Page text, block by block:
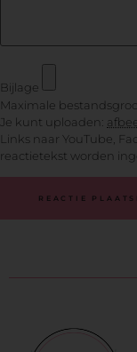
Bijlage
Maximale
Je kunt uploaden:
Links naar YouTube,
reactietekst worden